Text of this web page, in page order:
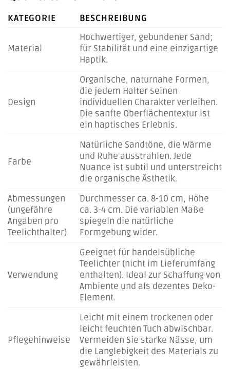
KATEGORIE BESCHREIBUNG
Material
Hochwertiger, gebundener Sand;
für Stabilität und eine einzigartige
Haptik.
Design
Organische, naturnahe Formen,
die jedem Halter seinen
individuellen Charakter verleihen.
Die sanfte Oberflächentextur ist
ein haptisches Erlebnis.
Farbe
Natürliche Sandtöne, die Wärme
und Ruhe ausstrahlen. Jede
Nuance ist subtil und unterstreicht
die organische Ästhetik.
Abmessungen
(ungefähre
Angaben pro
Teelichthalter)
Durchmesser ca. 8-10 cm, Höhe
ca. 3-4 cm. Die variablen Maße
spiegeln die natürliche
Formgebung wider.
Verwendung
Geeignet für handelsübliche
Teelichter (nicht im Lieferumfang
enthalten). Ideal zur Schaffung von
Ambiente und als dezentes Deko-
Element.
Pflegehinweise
Leicht mit einem trockenen oder
leicht feuchten Tuch abwischbar.
Vermeiden Sie starke Nässe, um
die Langlebigkeit des Materials zu
gewährleisten.